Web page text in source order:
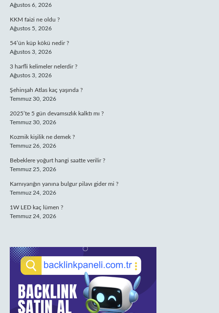
Ağustos 6, 2026
KKM faizi ne oldu ?
Ağustos 5, 2026
54’ün küp kökü nedir ?
Ağustos 3, 2026
3 harfli kelimeler nelerdir ?
Ağustos 3, 2026
Şehinşah Atlas kaç yaşında ?
Temmuz 30, 2026
2025’te 5 gün devamsızlık kalktı mı ?
Temmuz 30, 2026
Kozmik kişilik ne demek ?
Temmuz 26, 2026
Bebeklere yoğurt hangi saatte verilir ?
Temmuz 25, 2026
Karnıyarığın yanına bulgur pilavı gider mi ?
Temmuz 24, 2026
1W LED kaç lümen ?
Temmuz 24, 2026